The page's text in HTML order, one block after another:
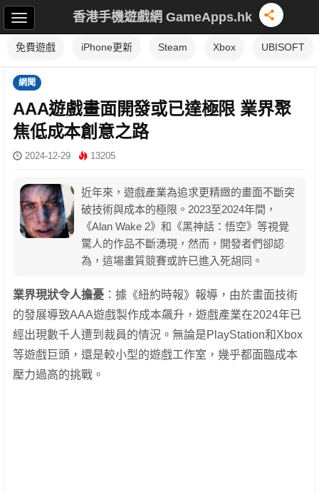
香港手機遊戲網 GameApps.hk
免費遊戲 iPhone更新 Steam Xbox UBISOFT
網聞
AAA遊戲畫面開發或已達極限 業界聚
焦低成本創意之路
2024-12-29 13205
近年來，遊戲產業為追求更精緻的畫面不斷突
破技術與成本的極限。2023至2024年間，
《Alan Wake 2》和《黑神話：悟空》等視覺
驚人的作品不斷湧現，然而，開發者們卻認
為，這場畫質競賽或許已進入死胡同。
業界現狀令人擔憂 ：據《紐約時報》報導，由於畫面技術
的發展導致AAA遊戲製作成本飆升，遊戲產業在2024年已
經出現數千人遭到裁員的情況。無論是PlayStation和Xbox
等遊戲巨頭，還是較小型的遊戲工作室，幾乎都面臨成本
壓力過高的挑戰。